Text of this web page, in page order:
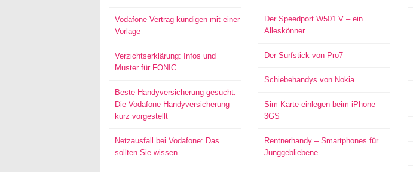
Vodafone Vertrag kündigen mit einer
Vorlage
Verzichtserklärung: Infos und
Muster für FONIC
Beste Handyversicherung gesucht:
Die Vodafone Handyversicherung
kurz vorgestellt
Netzausfall bei Vodafone: Das
sollten Sie wissen
Der Speedport W501 V – ein
Alleskönner
Der Surfstick von Pro7
Schiebehandys von Nokia
Sim-Karte einlegen beim iPhone
3GS
Rentnerhandy – Smartphones für
Junggebliebene